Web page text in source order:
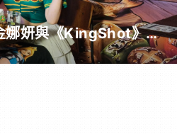
娜妍與《KingShot》再
柒息地推出「國王燒